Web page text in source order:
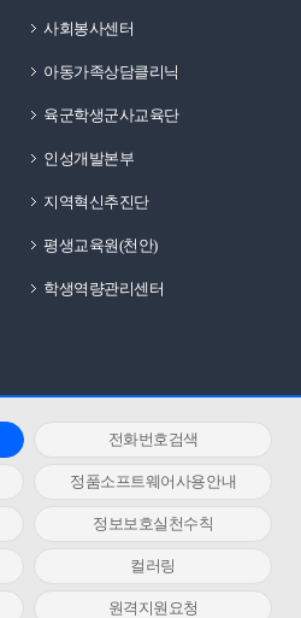
사회봉사센터
아동가족상담클리닉
육군학생군사교육단
인성개발본부
지역혁신추진단
평생교육원(천안)
학생역량관리센터
전화번호검색
정품소프트웨어사용안내
정보보호실천수칙
컬러링
원격지원요청